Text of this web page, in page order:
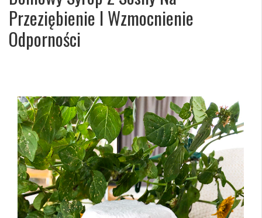
Przeziębienie I Wzmocnienie
Odporności